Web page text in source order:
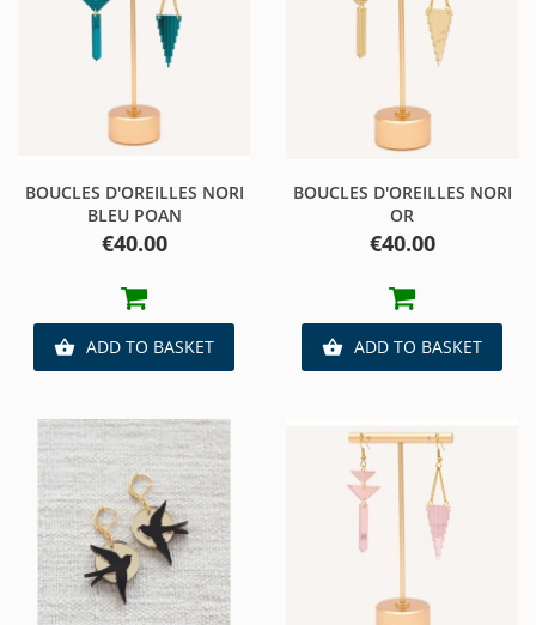
BOUCLES D'OREILLES NORI
BLEU POAN
Price
€40.00
 ADD TO BASKET
BOUCLES D'OREILLES NORI
OR
Price
€40.00
 ADD TO BASKET